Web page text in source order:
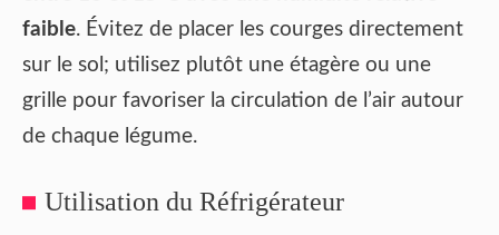
faible. Évitez de placer les courges directement
sur le sol; utilisez plutôt une étagère ou une
grille pour favoriser la circulation de l’air autour
de chaque légume.
Utilisation du Réfrigérateur